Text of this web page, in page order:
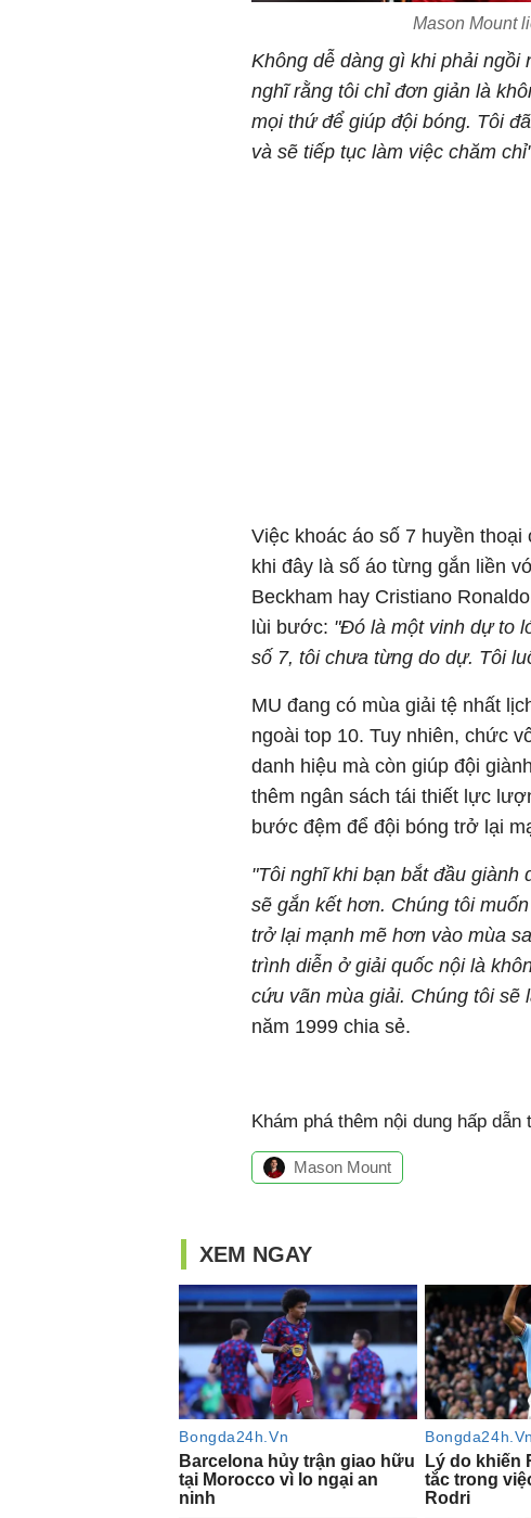
Mason Mount
Không dễ dàng gì khi phải ngồi
nghĩ rằng tôi chỉ đơn giản là
mọi thứ để giúp đội bóng. Tôi
và sẽ tiếp tục làm việc chăm
Việc khoác áo số 7 huyền
khi đây là số áo từng gắn liền
Beckham hay Cristiano
lùi bước: "Đó là một vinh dự to
số 7, tôi chưa từng do dự. Tôi
MU đang có mùa giải tệ nhất
ngoài top 10. Tuy nhiên, chức
danh hiệu mà còn giúp đội
thêm ngân sách tái thiết lực
bước đệm để đội bóng trở lại
"Tôi nghĩ khi bạn bắt đầu giành
sẽ gắn kết hơn. Chúng tôi
trở lại mạnh mẽ hơn vào mùa
trình diễn ở giải quốc nội là
cứu vãn mùa giải. Chúng tôi sẽ
năm 1999 chia sẻ.
Khám phá thêm nội dung hấp
Mason Mount